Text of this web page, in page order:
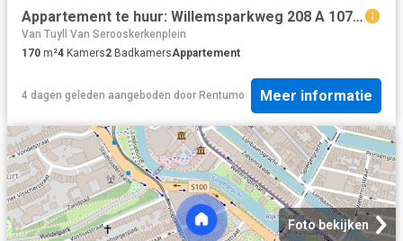
Appartement te huur: Willemsparkweg 208 A 1071 HW Amsterdam
Van Tuyll Van Serooskerkenplein
170 m²4 Kamers2 BadkamersAppartement
4 dagen geleden aangeboden door Rentumo Meer informatie
Foto bekijken